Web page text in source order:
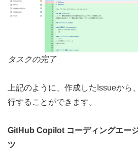
タスクの完了
上記のように、作成したIssueから
行することができます。
GitHub Copilot コーディングエー
ツ